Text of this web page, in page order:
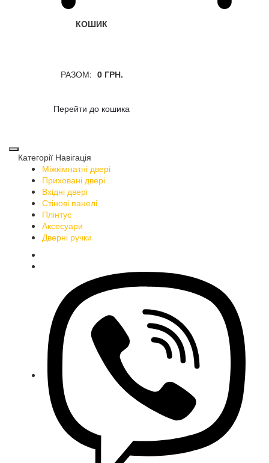
КОШИК
РАЗОМ: 0 ГРН.
Перейти до кошика
Категорії Навігація
Міжкімнатні двері
Приховані двері
Вхідні двері
Стінові панелі
Плінтус
Аксесуари
Дверні ручки